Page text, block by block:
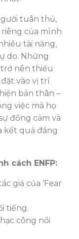
tuân thủ,
của mình
tài năng,
do. Những
nên thiếu
vào vị trí
bản thân –
việc mà họ
đồng cảm và
kết quả đáng
cách ENFP:
giả của ‘Fear
tiếng.
công nổi